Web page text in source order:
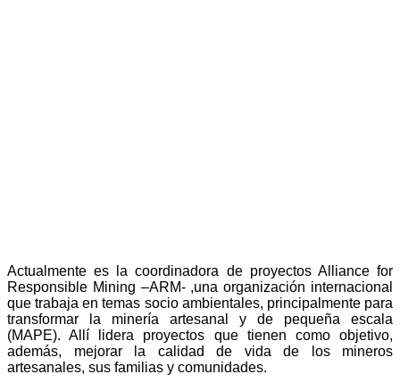
Actualmente es la coordinadora de proyectos Alliance for
Responsible Mining –ARM- ,una organización internacional
que trabaja en temas socio ambientales, principalmente para
transformar la minería artesanal y de pequeña escala
(MAPE). Allí lidera proyectos que tienen como objetivo,
además, mejorar la calidad de vida de los mineros
artesanales, sus familias y comunidades.